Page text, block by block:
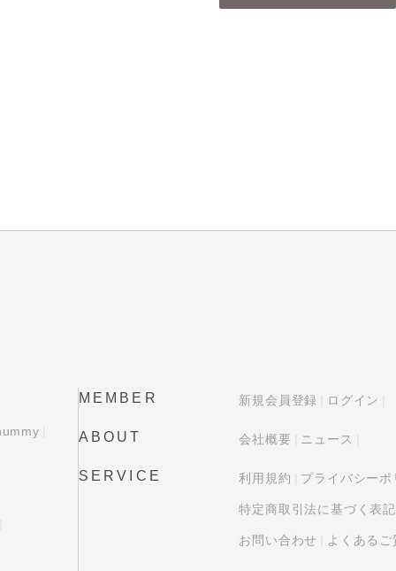
MEMBER 新規会員登録 ログイン
ABOUT 会社概要 ニュース
SERVICE 利用規約 プライバシーポ
特定商取引法に基づく表記
お問い合わせ よくあるご